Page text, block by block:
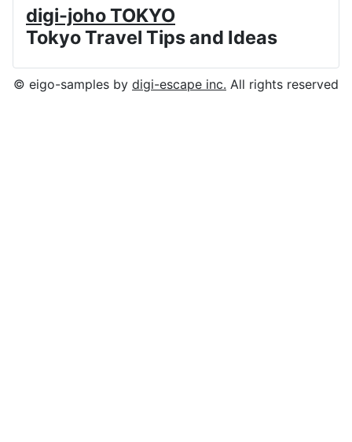
digi-joho TOKYO
Tokyo Travel Tips and Ideas
© eigo-samples by digi-escape inc. All rights reserved